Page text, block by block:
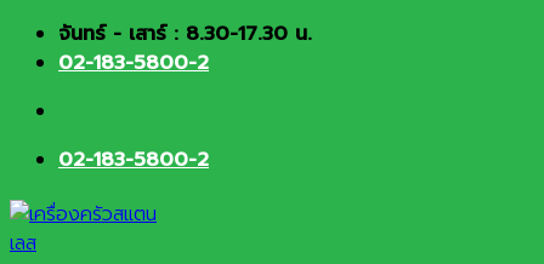
Skip จันทร์ - เสาร์ : 8.30-17.30 น.
02-183-5800-2
02-183-5800-2